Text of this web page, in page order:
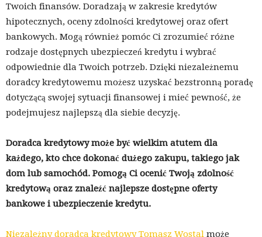
Twoich finansów. Doradzają w zakresie kredytów
hipotecznych, oceny zdolności kredytowej oraz ofert
bankowych. Mogą również pomóc Ci zrozumieć różne
rodzaje dostępnych ubezpieczeń kredytu i wybrać
odpowiednie dla Twoich potrzeb. Dzięki niezależnemu
doradcy kredytowemu możesz uzyskać bezstronną poradę
dotyczącą swojej sytuacji finansowej i mieć pewność, że
podejmujesz najlepszą dla siebie decyzję.
Doradca kredytowy może być wielkim atutem dla
każdego, kto chce dokonać dużego zakupu, takiego jak
dom lub samochód. Pomogą Ci ocenić Twoją zdolność
kredytową oraz znaleźć najlepsze dostępne oferty
bankowe i ubezpieczenie kredytu.
Niezależny doradca kredytowy Tomasz Wostal może